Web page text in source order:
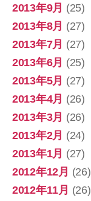
2013年9月 (25)
2013年8月 (27)
2013年7月 (27)
2013年6月 (25)
2013年5月 (27)
2013年4月 (26)
2013年3月 (26)
2013年2月 (24)
2013年1月 (27)
2012年12月 (26)
2012年11月 (26)